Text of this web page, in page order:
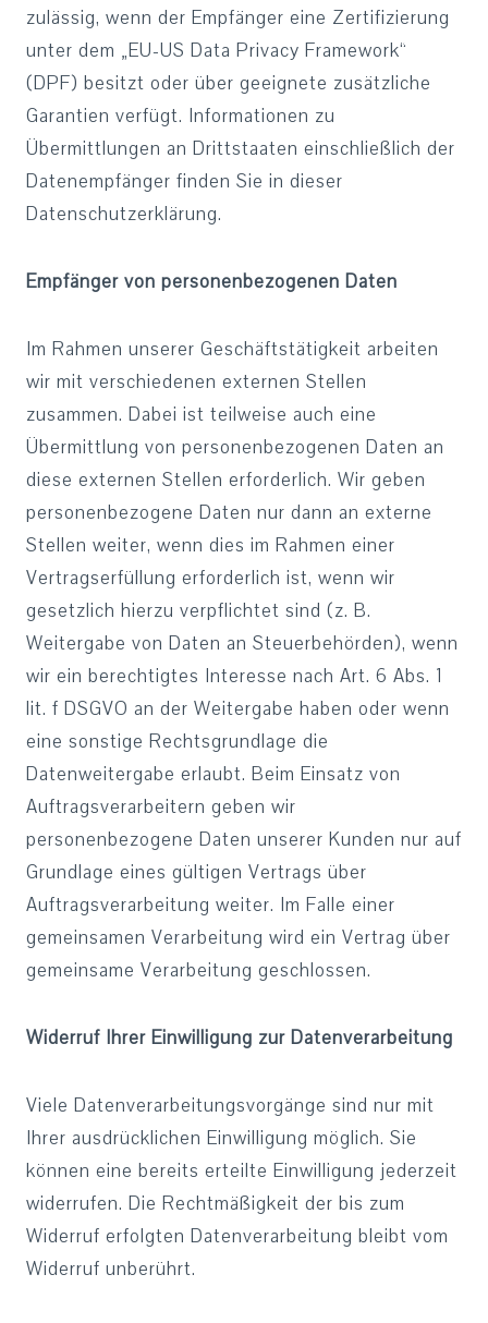
zulässig, wenn der Empfänger eine Zertifizierung
unter dem „EU-US Data Privacy Framework“
(DPF) besitzt oder über geeignete zusätzliche
Garantien verfügt. Informationen zu
Übermittlungen an Drittstaaten einschließlich der
Datenempfänger finden Sie in dieser
Datenschutzerklärung.
Empfänger von personenbezogenen Daten
Im Rahmen unserer Geschäftstätigkeit arbeiten
wir mit verschiedenen externen Stellen
zusammen. Dabei ist teilweise auch eine
Übermittlung von personenbezogenen Daten an
diese externen Stellen erforderlich. Wir geben
personenbezogene Daten nur dann an externe
Stellen weiter, wenn dies im Rahmen einer
Vertragserfüllung erforderlich ist, wenn wir
gesetzlich hierzu verpflichtet sind (z. B.
Weitergabe von Daten an Steuerbehörden), wenn
wir ein berechtigtes Interesse nach Art. 6 Abs. 1
lit. f DSGVO an der Weitergabe haben oder wenn
eine sonstige Rechtsgrundlage die
Datenweitergabe erlaubt. Beim Einsatz von
Auftragsverarbeitern geben wir
personenbezogene Daten unserer Kunden nur auf
Grundlage eines gültigen Vertrags über
Auftragsverarbeitung weiter. Im Falle einer
gemeinsamen Verarbeitung wird ein Vertrag über
gemeinsame Verarbeitung geschlossen.
Widerruf Ihrer Einwilligung zur Datenverarbeitung
Viele Datenverarbeitungsvorgänge sind nur mit
Ihrer ausdrücklichen Einwilligung möglich. Sie
können eine bereits erteilte Einwilligung jederzeit
widerrufen. Die Rechtmäßigkeit der bis zum
Widerruf erfolgten Datenverarbeitung bleibt vom
Widerruf unberührt.